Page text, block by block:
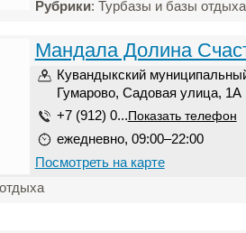
Рубрики: Турбазы и базы отдыха
Мандала Долина
Кувандыкский
Гумарово, Садовая улица, 1А
+7 (912) 0... Показать телефон
ежедневно, 09:00–22:00
Посмотреть на карте